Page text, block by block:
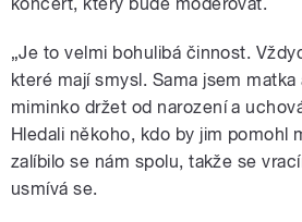
koncert, který bude moderovat.
„Je to velmi bohulibá činnost.
které mají smysl. Sama jsem
miminko držet od narození a
Hledali někoho, kdo by jim pomohl
zalíbilo se nám spolu, takže se
usmívá se.